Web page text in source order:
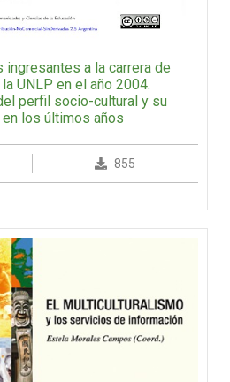
a la carrera de
UNLP en el año 2004.
perfil socio-cultural y su
los últimos años
855